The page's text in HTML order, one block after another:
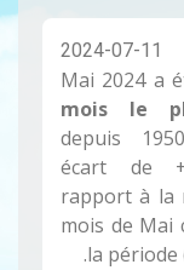
2024-07-11
Mai 2024 a
mois le
depuis
écart de
rapport à la
mois de Mai
la période